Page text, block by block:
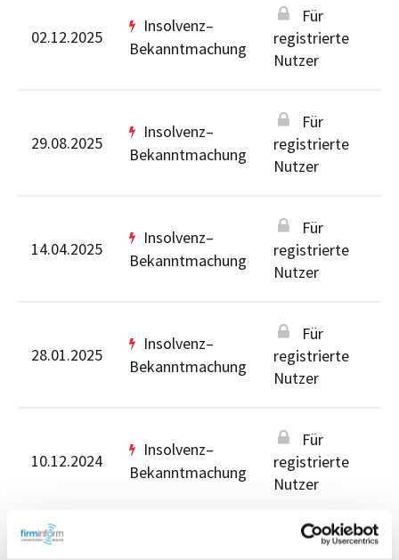
02.12.2025
Insolvenz–
Bekanntmachung
Für
registrierte
Nutzer
29.08.2025
Insolvenz–
Bekanntmachung
Für
registrierte
Nutzer
14.04.2025
Insolvenz–
Bekanntmachung
Für
registrierte
Nutzer
28.01.2025
Insolvenz–
Bekanntmachung
Für
registrierte
Nutzer
10.12.2024
Insolvenz–
Bekanntmachung
Für
registrierte
Nutzer
Für registrierte Nutzer